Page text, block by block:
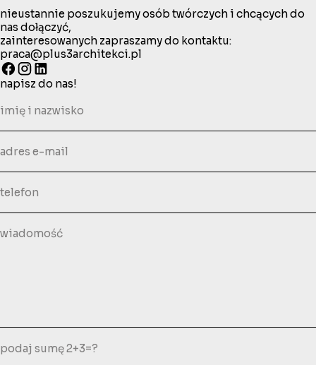
nieustannie poszukujemy osób twórczych i chcących do
nas dołączyć,
zainteresowanych zapraszamy do kontaktu:
praca@plus3architekci.pl
napisz do nas!